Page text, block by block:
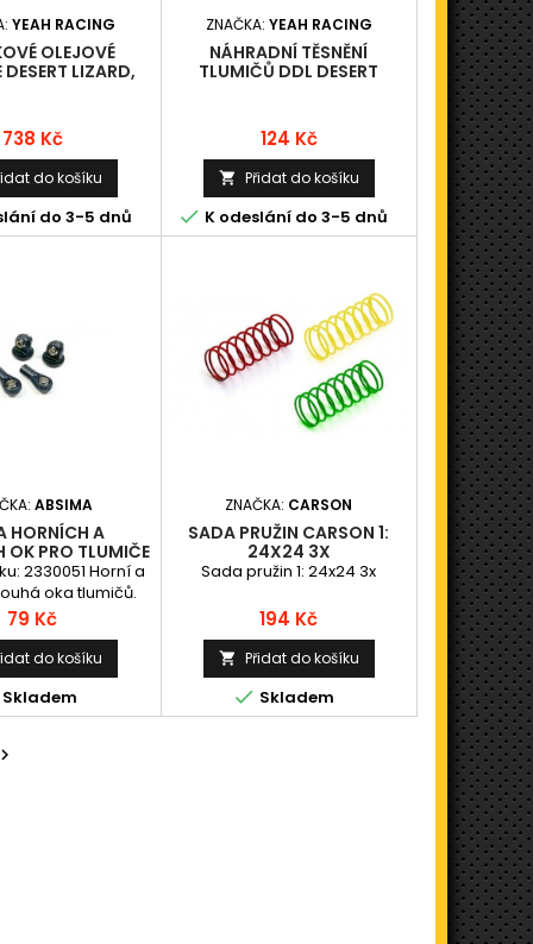
YEAH RACING
OLEJOVÉ
LIZARD,
Cena
738 Kč
do košíku
do 3-5 dnů
ZNAČKA: YEAH RACING
NÁHRADNÍ TĚSNĚNÍ
TLUMIČŮ DDL DESERT
Cena
124 Kč
 Přidat do košíku
 K odeslání do 3-5 dnů
ABSIMA
HORNÍCH A
OK PRO TLUMIČE
75-
120MM
2330051 Horní a
oka tlumičů.
tlumiče Absima
délky 75-120mm
Cena
79 Kč
do košíku
Skladem
ZNAČKA: CARSON
SADA PRUŽIN CARSON 1:
24X24 3X
Sada pružin 1: 24x24 3x
Cena
194 Kč
 Přidat do košíku
 Skladem
